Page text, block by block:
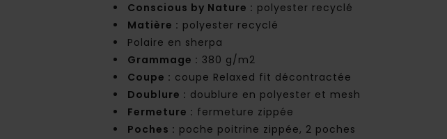
Conscious by Nature : polyester recyclé
Matière : polyester recyclé
Polaire en sherpa
Grammage : 380 g/m2
Coupe : coupe Relaxed fit décontractée
Doublure : doublure en polyester et mesh
Fermeture : fermeture zippée
Poches : poche poitrine zippée, 2 poches